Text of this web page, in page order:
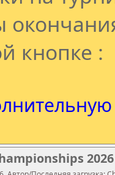
кнопке :
2026